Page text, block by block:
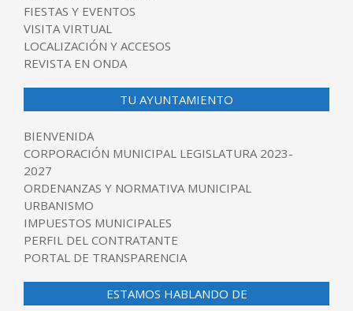
FIESTAS Y EVENTOS
VISITA VIRTUAL
LOCALIZACIÓN Y ACCESOS
REVISTA EN ONDA
TU AYUNTAMIENTO
BIENVENIDA
CORPORACIÓN MUNICIPAL LEGISLATURA 2023-
2027
ORDENANZAS Y NORMATIVA MUNICIPAL
URBANISMO
IMPUESTOS MUNICIPALES
PERFIL DEL CONTRATANTE
PORTAL DE TRANSPARENCIA
ESTAMOS HABLANDO DE